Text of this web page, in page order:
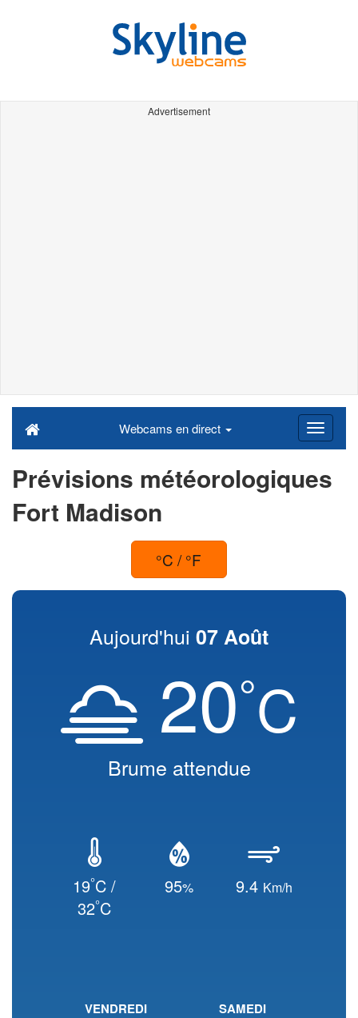
Advertisement
Webcams en direct
Prévisions météorologiques
Fort Madison
°C / °F
Aujourd'hui 07 Août
20°C
Brume attendue
19°C /
32°C
95% 9.4 Km/h
VENDREDI SAMEDI